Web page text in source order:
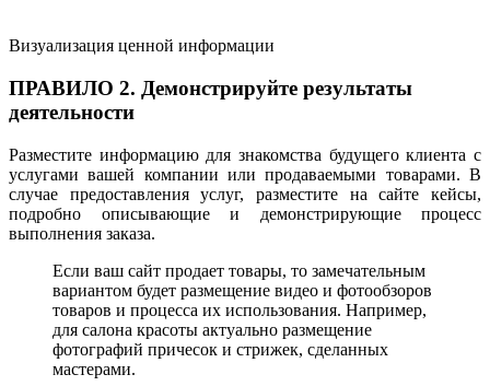
Визуализация ценной информации
ПРАВИЛО 2. Демонстрируйте результаты
деятельности
Разместите информацию для знакомства будущего клиента с
услугами вашей компании или продаваемыми товарами. В
случае предоставления услуг, разместите на сайте кейсы,
подробно описывающие и демонстрирующие процесс
выполнения заказа.
Если ваш сайт продает товары, то замечательным
вариантом будет размещение видео и фотообзоров
товаров и процесса их использования. Например,
для салона красоты актуально размещение
фотографий причесок и стрижек, сделанных
мастерами.